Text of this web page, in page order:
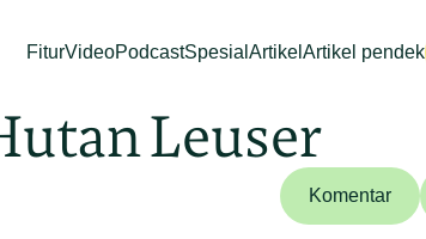
FiturVideoPodcastSpesial Artikel Artikel pendek
Leuser
Komentar